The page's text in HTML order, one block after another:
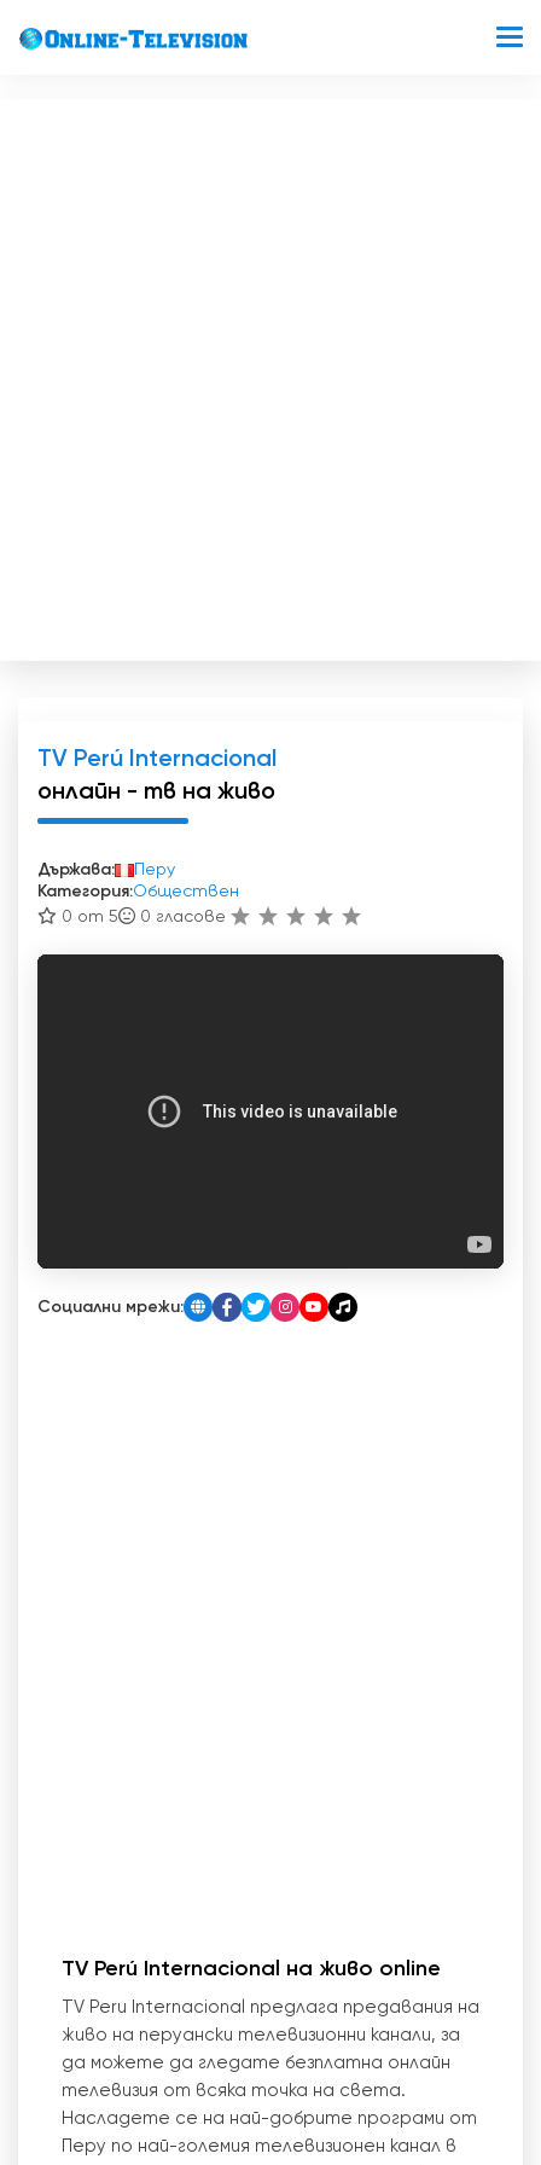
TV Perú Internacional
онлайн - тв на живо
Държава:
Перу
Категория:Обществен
0 от 5
0 гласове
Социални мрежи:
TV Perú Internacional на живо online
TV Peru Internacional предлага предавания на
живо на перуански телевизионни канали, за
да можете да гледате безплатна онлайн
телевизия от всяка точка на света.
Насладете се на най-добрите програми от
Перу по най-големия телевизионен канал в